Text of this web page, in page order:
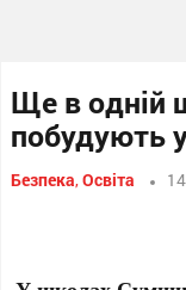
Ще в одній
побудують
Безпека,Освіта